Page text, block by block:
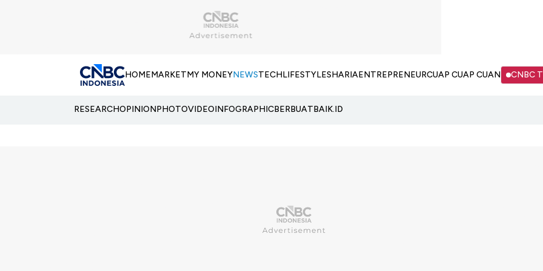
HOMEMARKETMY MONEYNEWSTECHLIFESTYLESHARIAENTREPRENEURCUAP CUAP CUAN CNBC
RESEARCHOPINIONPHOTOVIDEOINFOGRAPHICBERBUATBAIK.ID